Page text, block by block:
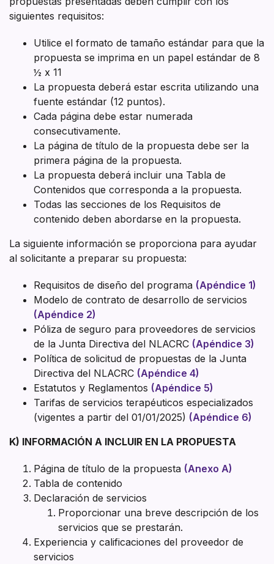
siguientes requisitos:
Utilice el formato de tamaño estándar para que la
propuesta se imprima en un papel estándar de 8
½ x 11
La propuesta deberá estar escrita utilizando una
fuente estándar (12 puntos).
Cada página debe estar numerada
consecutivamente.
La página de título de la propuesta debe ser la
primera página de la propuesta.
La propuesta deberá incluir una Tabla de
Contenidos que corresponda a la propuesta.
Todas las secciones de los Requisitos de
contenido deben abordarse en la propuesta.
La siguiente información se proporciona para ayudar
al solicitante a preparar su propuesta:
Requisitos de diseño del programa (Apéndice 1)
Modelo de contrato de desarrollo de servicios
(Apéndice 2)
Póliza de seguro para proveedores de servicios
de la Junta Directiva del NLACRC (Apéndice 3)
Política de solicitud de propuestas de la Junta
Directiva del NLACRC (Apéndice 4)
Estatutos y Reglamentos (Apéndice 5)
Tarifas de servicios terapéuticos especializados
(vigentes a partir del 01/01/2025) (Apéndice 6)
K) INFORMACIÓN A INCLUIR EN LA PROPUESTA
Página de título de la propuesta (Anexo A)
Tabla de contenido
Declaración de servicios
Proporcionar una breve descripción de los
servicios que se prestarán.
Experiencia y calificaciones del proveedor de
servicios